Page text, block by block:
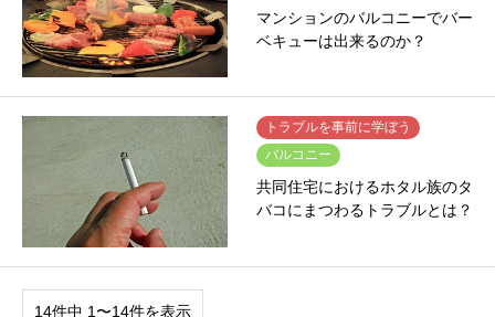
マンションのバルコニーでバー
ベキューは出来るのか？
トラブルを事前に学ぼう
バルコニー
共同住宅におけるホタル族のタ
バコにまつわるトラブルとは？
14件中 1〜14件を表示